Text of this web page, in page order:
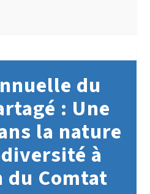
du
: Une
la nature
à
du Comtat